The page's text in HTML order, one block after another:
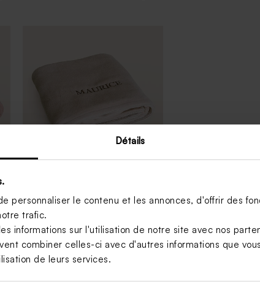
Détails
personnaliser le contenu et les annonces, d'offrir des
trafic.
informations sur l'utilisation de notre site avec nos
combiner celles-ci avec d'autres informations que
de leurs services.
brodé nougat - Jollein